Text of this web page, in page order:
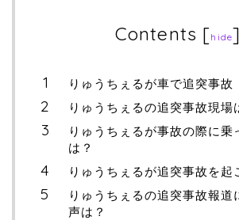
Contents [hide]
りゅうちぇるが車で追突事故
りゅうちぇるの追突事故現場
りゅうちぇるが事故の際に乗
は？
りゅうちぇるが追突事故を起
りゅうちぇるの追突事故報道
声は？